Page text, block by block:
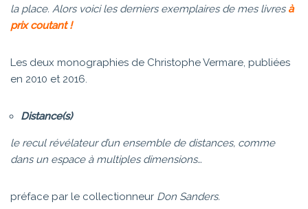
la place. Alors voici les derniers exemplaires de mes livres à
prix coutant !
Les deux monographies de Christophe Vermare, publiées
en 2010 et 2016.
Distance(s)
le recul révélateur d’un ensemble de distances, comme
dans un espace à multiples dimensions…
préface par le collectionneur Don Sanders.